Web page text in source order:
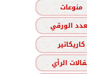
منوعات
الورقي
كاريكاتير
الرأي